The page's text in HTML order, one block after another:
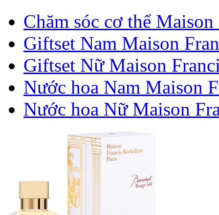
Chăm sóc cơ thể
Giftset Nam Maison
Giftset Nữ Maison
Nước hoa Nam Maison
Nước hoa Nữ Maison